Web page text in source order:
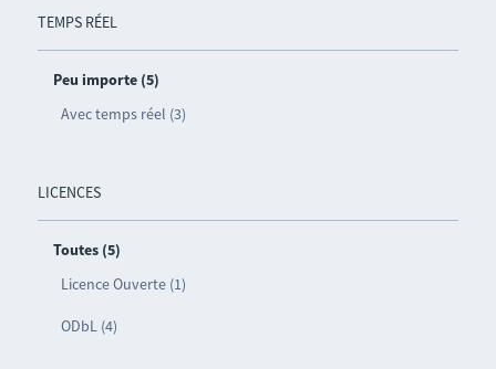
TEMPS RÉEL
Peu importe (5)
Avec temps réel (3)
LICENCES
Toutes (5)
Licence Ouverte (1)
ODbL (4)